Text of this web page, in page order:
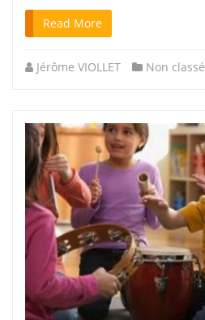
Read More
Jérôme VIOLLET Non classé